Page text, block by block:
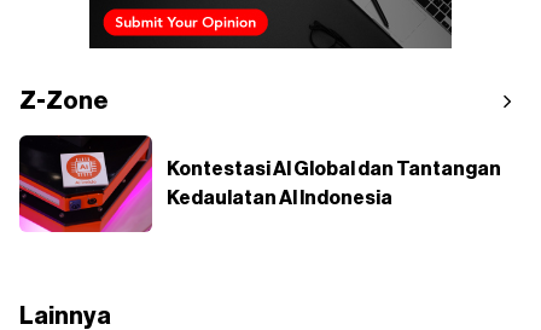
Z-Zone
Kontestasi AI Global dan Tantangan
Kedaulatan AI Indonesia
Lainnya